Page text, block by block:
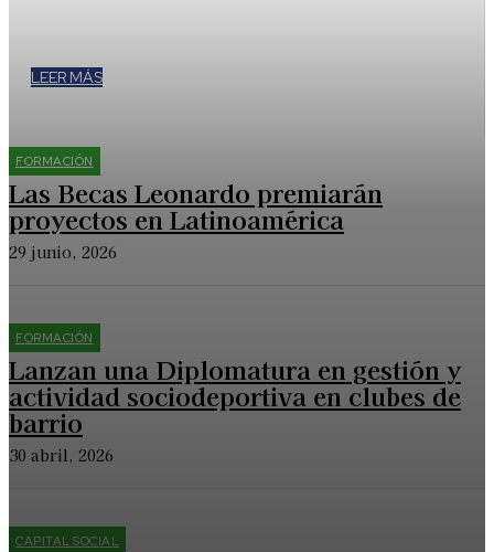
LEER MÁS
FORMACIÓN
Las Becas Leonardo premiarán
proyectos en Latinoamérica
29 junio, 2026
FORMACIÓN
Lanzan una Diplomatura en gestión y
actividad sociodeportiva en clubes de
barrio
30 abril, 2026
CAPITAL SOCIAL